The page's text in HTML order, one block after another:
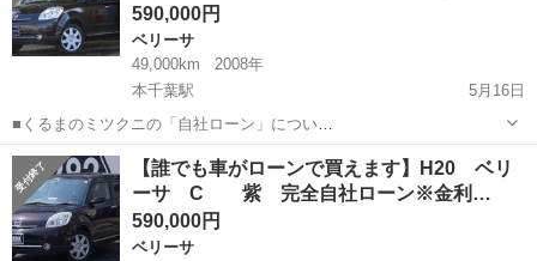
590,000円
ベリーサ
49,000km
2008年
本千葉駅
5月16日
■くるまのミツクニの「自社ローン」につい
て 当社で販売する車両全て
が自社ローンの対象です。 通常、中古車をオートローンで購入される
際は中古車販売店経由で信販会社との契約になります。当...
千葉 千葉市 本千葉駅 ベリーサ ローン
【誰でも車がローンで買えます】H20 ベリ
ーサ C 紫 完全自社ローン※金利…
590,000円
ベリーサ